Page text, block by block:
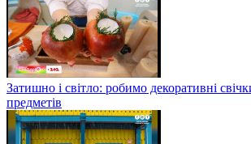
Затишно і світло: робимо декоративні
предметів